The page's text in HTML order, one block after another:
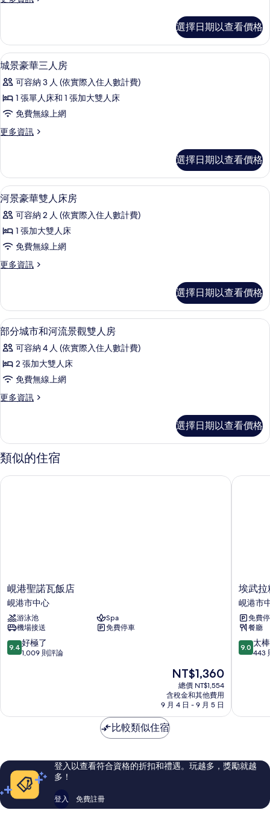
的
有
相
片
套
房,
河
的
詳
選擇日期以查看價格
顯
示
城
景
華
人
房
的
所
有
相
片
淋浴設備、淋浴花灑、名牌盥洗用品
3
城景豪華三人房
可容納 3 人 (依實際入住人數計費)
1 張單人床和 1 張加大雙人床
免費無線上網
更多資訊
更
豪
華
三
房
的
情
選擇日期以查看價格
顯
示
河
景
華
人
床
房
的
所
有
相
高級寢具、羽絨被、記憶床墊、迷你吧
7
河景豪華雙人床房
可容納 2 人 (依實際入住人數計費)
1 張加大雙人床
免費無線上網
更多資訊
更
豪
華
雙
人
床
房
詳
情
選擇日期以查看價格
顯
示
部
分
市
河
流
景
觀
相
片
浴室 | 淋浴設備、淋浴花灑、名牌盥洗
4
部分城市和河流景觀雙人房
可容納 4 人 (依實際入住人數計費)
2 張加大雙人床
免費無線上網
更多資訊
更
城
市
和
流
選擇日期以查看價格
類似的住宿
峴
港
聖
諾
瓦
飯
店
峴港聖諾瓦飯店
峴港市中心
游泳池
Spa
機場接送
免費停車
9.4
分，
極
評
論
9.4 好極了
1,009 則評論
現
在
價
格
為
NT$1,360
總價 NT$1,554
含稅金和其他費用
9 月 4 日 - 9 月 5 日
峴港聖諾瓦飯店
埃
武
拉
精
品
飯
店
埃武拉
峴港市
免費
餐廳
9.0
分，
棒
評
論
9.0 太
443
埃武拉
比較類似住宿
登入以查看符合資格的折扣和禮遇。玩越多，獎勵就越
多！
登入 免費註冊